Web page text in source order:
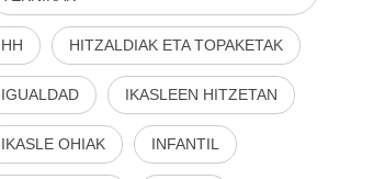
HH HITZALDIAK ETA TOPAKETAK
IGUALDAD IKASLEEN HITZETAN
IKASLE OHIAK INFANTIL